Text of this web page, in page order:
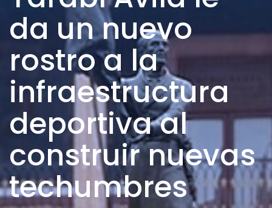
da un nuevo
rostro a la
infraestructura
deportiva al
construir nuevas
techumbres